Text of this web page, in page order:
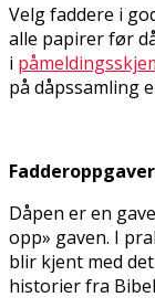
Velg faddere i
alle papirer før
i
på dåpssamling
Fadderoppgaver
Dåpen er en
opp» gaven. I
blir kjent med
historier fra